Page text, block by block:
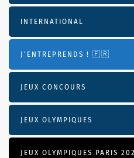
INTERNATIONAL
J'ENTREPRENDS ! 🇫🇷
JEUX CONCOURS
JEUX OLYMPIQUES
JEUX OLYMPIQUES PARIS